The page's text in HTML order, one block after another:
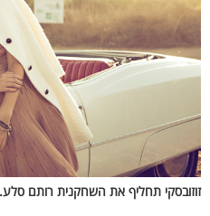
זוזובסקי תחליף את השחקנית רותם